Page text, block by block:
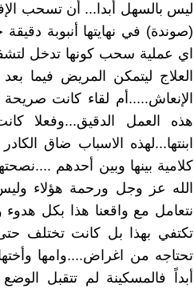
ليس بالسهل أبدا... أن تسحب
(صوندة) في نهايتها أنبوبة
اي عملية سحب كونها تدخل
العلاج ليتمكن المريض فيما
الإنعاش.....أم لقاء كانت صريحة
هذه العمل الدقيق...وفعلا
ابنتها...لهذه الاسباب ضاق
كلامية بينها وبين أحدهم
الله عز وجل ورحمة هؤلاء
نتعامل مع واقعنا هذا بكل
تكتفي بهذا بل كانت تختلف
تحتاجه من اغراض....وامها
أبداً فالمسكينة لم تتقبل